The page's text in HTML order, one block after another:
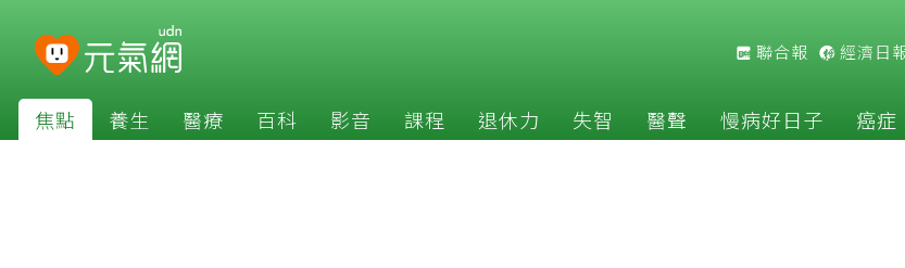
聯合報 經濟日
焦點 養生 醫療 百科 影音 課程 退休力 失智 醫聲 慢病好日子 癌症